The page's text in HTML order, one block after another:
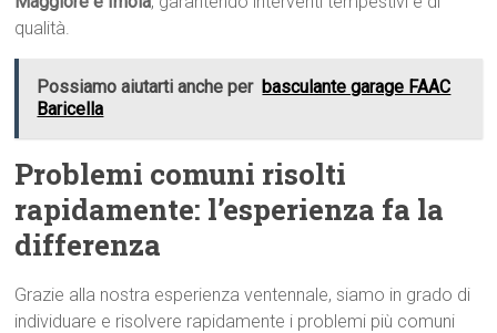
qualità.
Possiamo aiutarti anche per basculante garage FAAC
Baricella
Problemi comuni risolti
rapidamente: l’esperienza fa la
differenza
Grazie alla nostra esperienza ventennale, siamo in grado di
individuare e risolvere rapidamente i problemi più comuni